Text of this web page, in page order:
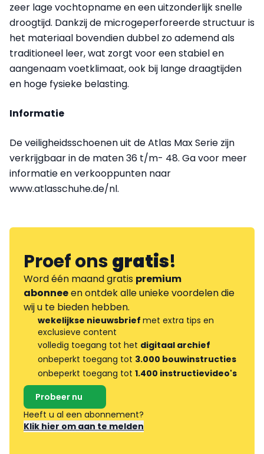
zeer lage vochtopname en een uitzonderlijk snelle
droogtijd. Dankzij de microgeperforeerde structuur is
het materiaal bovendien dubbel zo ademend als
traditioneel leer, wat zorgt voor een stabiel en
aangenaam voetklimaat, ook bij lange draagtijden
en hoge fysieke belasting.
Informatie
De veiligheidsschoenen uit de Atlas Max Serie zijn
verkrijgbaar in de maten 36 t/m- 48. Ga voor meer
informatie en verkooppunten naar
www.atlasschuhe.de/nl.
Proef onsgratis!
Word één maand gratis premium
abonneeen ontdek alle unieke voordelen die
wij u te bieden hebben.
wekelijkse nieuwsbrief met extra tips en
exclusieve content
volledig toegang tot het digitaal archief
onbeperkt toegang tot 3.000 bouwinstructies
onbeperkt toegang tot 1.400 instructievideo's
Probeer nu
Heeft u al een abonnement?
Klik hier om aan te melden